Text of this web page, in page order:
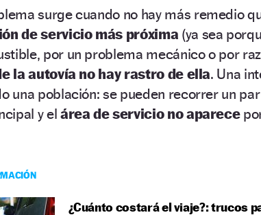
surge cuando no hay más remedio
de servicio más próxima (ya sea
por un problema mecánico o por
la autovía no hay rastro de ella. Una
una población: se pueden recorrer un
y elárea de servicio no aparece
¿Cuánto costará el viaje?: trucos